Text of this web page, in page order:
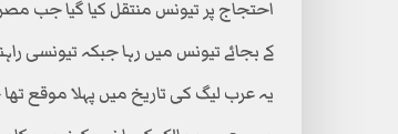
کے بجائے تیونس میں رہا جبکہ تیونسی